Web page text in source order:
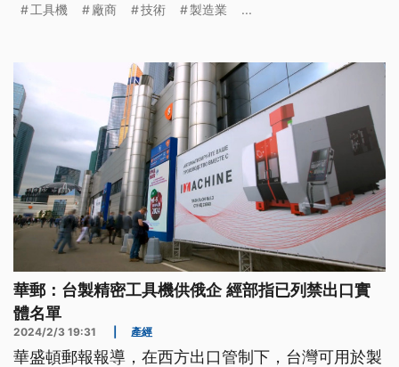
工具機 廠商 技術 製造業 ...
華郵：台製精密工具機供俄企 經部指已列禁出口實
體名單
2024/2/3 19:31 產經
華盛頓郵報報導，在西方出口管制下，台灣可用於製